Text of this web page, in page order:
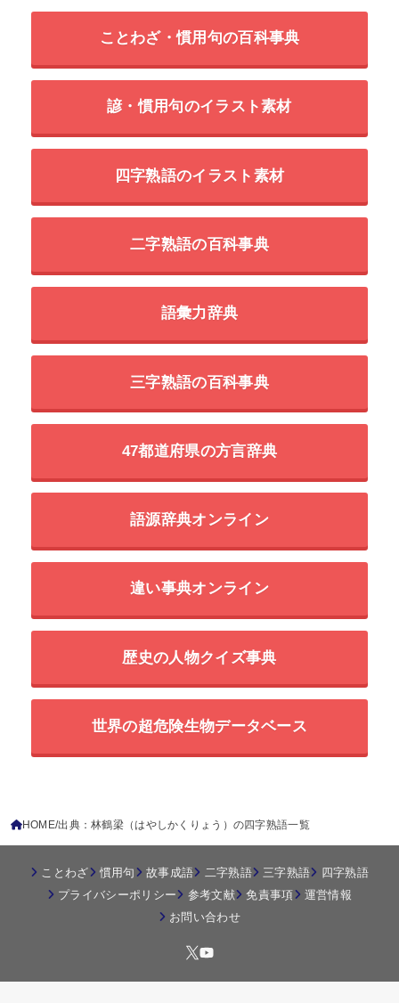
ことわざ・慣用句の百科事典
諺・慣用句のイラスト素材
四字熟語のイラスト素材
二字熟語の百科事典
語彙力辞典
三字熟語の百科事典
47都道府県の方言辞典
語源辞典オンライン
違い事典オンライン
歴史の人物クイズ事典
世界の超危険生物データベース
HOME 出典：林鶴梁（はやしかくりょう）の四字熟語一覧
ことわざ 慣用句 故事成語 二字熟語 三字熟語
四字熟語
プライバシーポリシー
参考文献 免責事項
運営情報
お問い合わせ